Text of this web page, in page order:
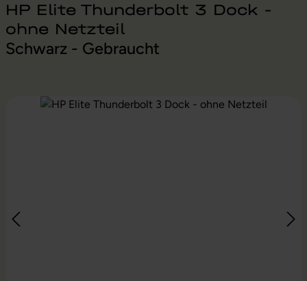
HP Elite Thunderbolt 3 Dock -
ohne Netzteil
Schwarz - Gebraucht
Bildergalerie überspringen